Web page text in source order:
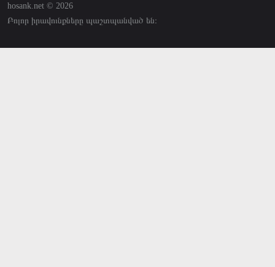
hosank.net © 2026
Բոլոր իրավունքները պաշտպանված են։